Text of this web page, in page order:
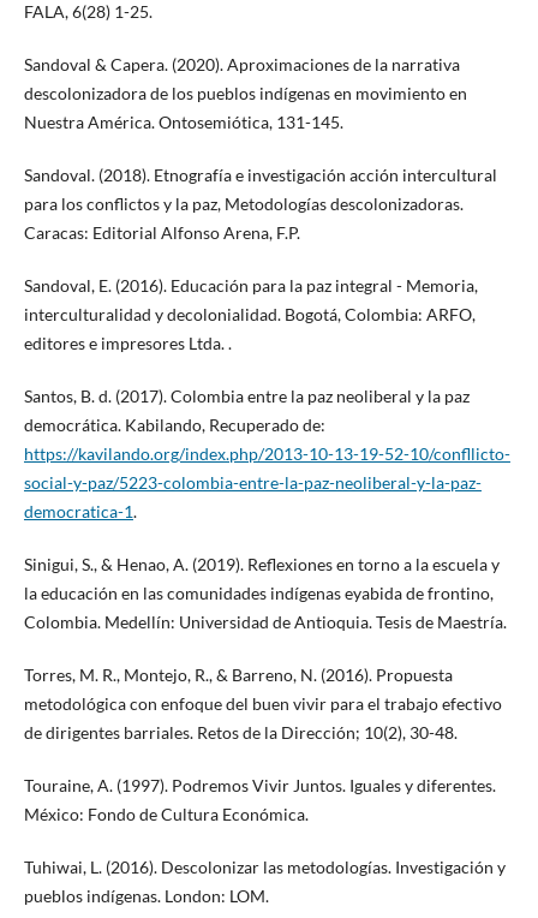
FALA, 6(28) 1-25.
Sandoval & Capera. (2020). Aproximaciones de la narrativa
descolonizadora de los pueblos indígenas en movimiento en
Nuestra América. Ontosemiótica, 131-145.
Sandoval. (2018). Etnografía e investigación acción intercultural
para los conflictos y la paz, Metodologías descolonizadoras.
Caracas: Editorial Alfonso Arena, F.P.
Sandoval, E. (2016). Educación para la paz integral - Memoria,
interculturalidad y decolonialidad. Bogotá, Colombia: ARFO,
editores e impresores Ltda. .
Santos, B. d. (2017). Colombia entre la paz neoliberal y la paz
democrática. Kabilando, Recuperado de:
https://kavilando.org/index.php/2013-10-13-19-52-10/confllicto-
social-y-paz/5223-colombia-entre-la-paz-neoliberal-y-la-paz-
democratica-1.
Sinigui, S., & Henao, A. (2019). Reflexiones en torno a la escuela y
la educación en las comunidades indígenas eyabida de frontino,
Colombia. Medellín: Universidad de Antioquia. Tesis de Maestría.
Torres, M. R., Montejo, R., & Barreno, N. (2016). Propuesta
metodológica con enfoque del buen vivir para el trabajo efectivo
de dirigentes barriales. Retos de la Dirección; 10(2), 30-48.
Touraine, A. (1997). Podremos Vivir Juntos. Iguales y diferentes.
México: Fondo de Cultura Económica.
Tuhiwai, L. (2016). Descolonizar las metodologías. Investigación y
pueblos indígenas. London: LOM.